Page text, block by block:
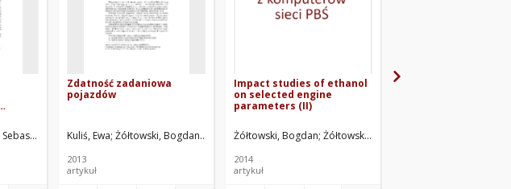
Maćkowiak, Paweł Mroziński, Stanisław. Red.
Zdatność zadaniowa
pojazdów
Kuliś, Ewa Żółtowski, Bogdan Styp-Rekowski, Michał. Red.
2013
artykuł
Impact studies of ethanol
on selected engine
parameters (II)
Żółtowski, Bogdan Żółtowski, Mariusz
2014
artykuł